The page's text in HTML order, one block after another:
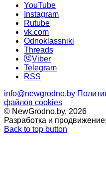
YouTube
Instagram
Rutube
vk.com
Odnoklassniki
Threads
Viber
Telegram
RSS
info@newgrodno.by
файлов cookies
© NewGrodno.by, 2026
Разработка и продвижение:
Back to top button